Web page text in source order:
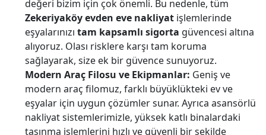
değeri bizim için çok önemli. Bu nedenle, tüm
Zekeriyaköy evden eve nakliyat işlemlerinde
eşyalarınızı tam kapsamlı sigorta güvencesi altına
alıyoruz. Olası risklere karşı tam koruma
sağlayarak, size ek bir güvence sunuyoruz.
Modern Araç Filosu ve Ekipmanlar: Geniş ve
modern araç filomuz, farklı büyüklükteki ev ve
eşyalar için uygun çözümler sunar. Ayrıca asansörlü
nakliyat sistemlerimizle, yüksek katlı binalardaki
taşınma işlemlerini hızlı ve güvenli bir şekilde